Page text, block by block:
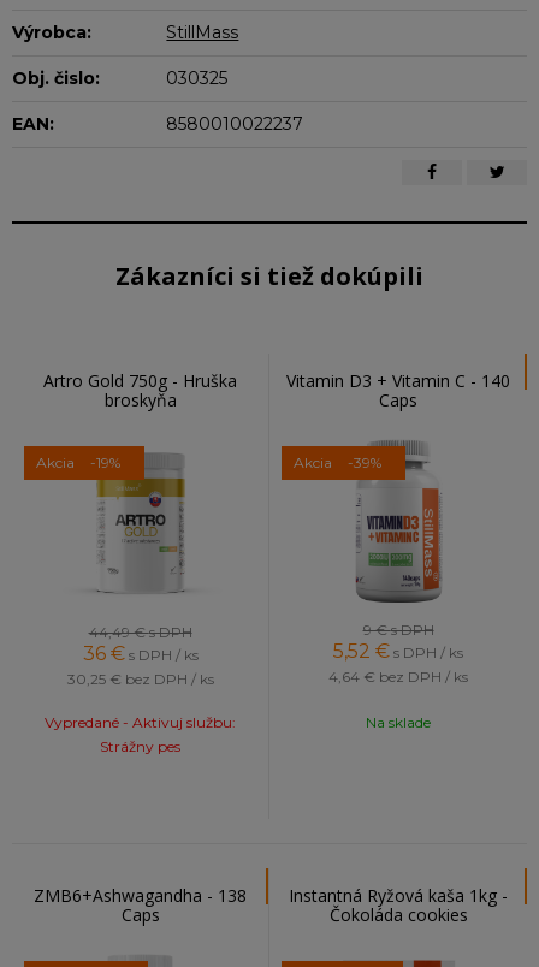
Výrobca: StillMass
Obj. čislo: 030325
EAN: 8580010022237
Zákazníci si tiež dokúpili
Artro Gold 750g - Hruška
broskyňa
Akcia -19%
44,49 €s DPH
36 € s DPH / ks
30,25 € bez DPH / ks
Vypredané - Aktivuj službu:
Strážny pes
Vitamin D3 + Vitamin C - 140
Caps
Akcia -39%
9 €s DPH
5,52 € s DPH / ks
4,64 € bez DPH / ks
Na sklade
ZMB6+Ashwagandha - 138
Caps
Instantná Ryžová kaša 1kg -
Čokoláda cookies